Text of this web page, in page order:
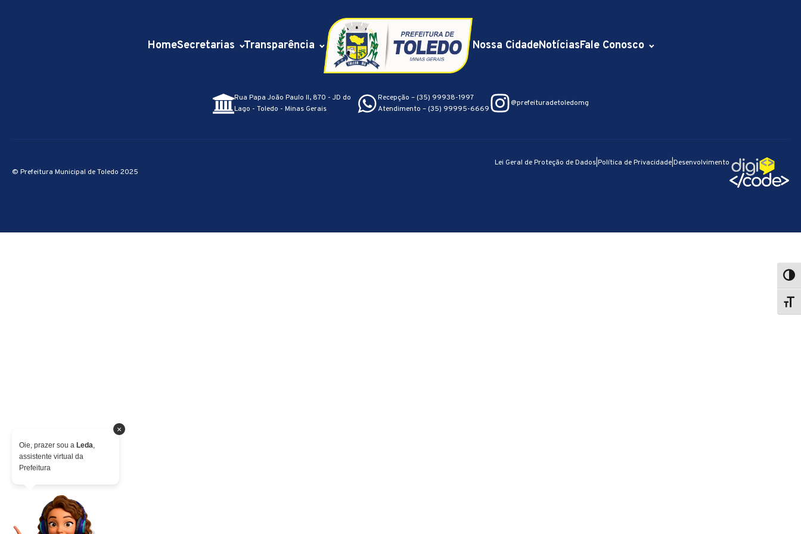
HomeSecretarias Transparência Nossa CidadeNotíciasFale Conosco
Rua Papa João Paulo II, 870 - JD do
Lago - Toledo - Minas Gerais
Recepção – (35) 99938-1997
Atendimento – (35) 99995-6669
@prefeituradetoledomg
© Prefeitura Municipal de Toledo 2025
Lei Geral de Proteção de DadosPolítica de PrivacidadeDesenvolvimento
×
Oie, prazer sou a Leda,
assistente virtual da
Prefeitura